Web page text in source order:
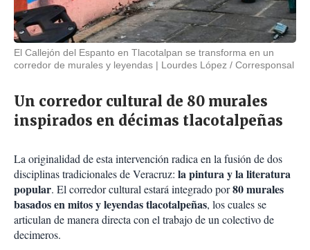
El Callejón del Espanto en Tlacotalpan se transforma en un
corredor de murales y leyendas
Lourdes López / Corresponsal
Un corredor cultural de 80 murales
inspirados en décimas tlacotalpeñas
La originalidad de esta intervención radica en la fusión de dos
disciplinas tradicionales de Veracruz: la pintura y la literatura
popular. El corredor cultural estará integrado por80 murales
basados en mitos y leyendas tlacotalpeñas, los cuales se
articulan de manera directa con el trabajo de un colectivo de
decimeros.